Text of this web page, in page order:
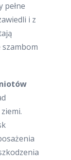
pełne
i z
szambom